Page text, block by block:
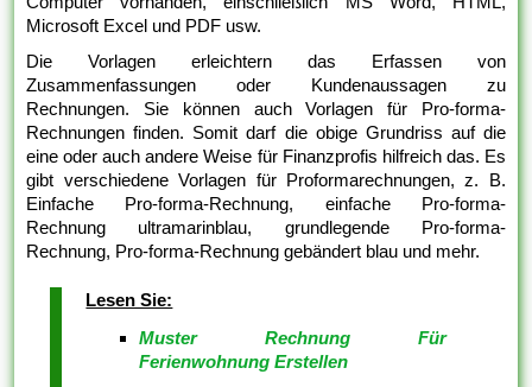
Microsoft Excel und PDF usw.
Die Vorlagen erleichtern das Erfassen von
Zusammenfassungen oder Kundenaussagen zu
Rechnungen. Sie können auch Vorlagen für Pro-forma-
Rechnungen finden. Somit darf die obige Grundriss auf die
eine oder auch andere Weise für Finanzprofis hilfreich das. Es
gibt verschiedene Vorlagen für Proformarechnungen, z. B.
Einfache Pro-forma-Rechnung, einfache Pro-forma-
Rechnung ultramarinblau, grundlegende Pro-forma-
Rechnung, Pro-forma-Rechnung gebändert blau und mehr.
Lesen Sie:
Muster Rechnung Für
Ferienwohnung Erstellen